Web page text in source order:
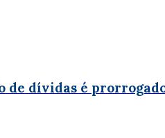
de dívidas é